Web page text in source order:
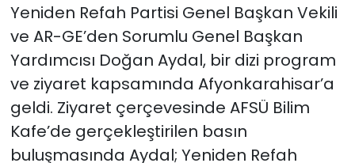
Yeniden Refah Partisi Genel Başkan Vekili
ve AR-GE’den Sorumlu Genel Başkan
Yardımcısı Doğan Aydal, bir dizi program
ve ziyaret kapsamında Afyonkarahisar’a
geldi. Ziyaret çerçevesinde AFSÜ Bilim
Kafe’de gerçekleştirilen basın
buluşmasında Aydal; Yeniden Refah